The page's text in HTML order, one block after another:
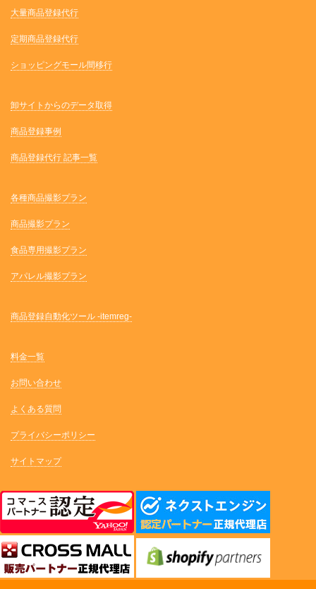
大量商品登録代行
定期商品登録代行
ショッピングモール間移行
卸サイトからのデータ取得
商品登録事例
商品登録代行 記事一覧
各種商品撮影プラン
商品撮影プラン
食品専用撮影プラン
アパレル撮影プラン
商品登録自動化ツール -itemreg-
料金一覧
お問い合わせ
よくある質問
プライバシーポリシー
サイトマップ